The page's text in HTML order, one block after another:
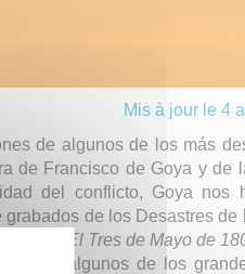
Mis à jour le 4
de algunos de los más
de Francisco de Goya y de
del conflicto, Goya nos
de los Desastres de
El Dos y El Tres de Mayo de
de algunos de los